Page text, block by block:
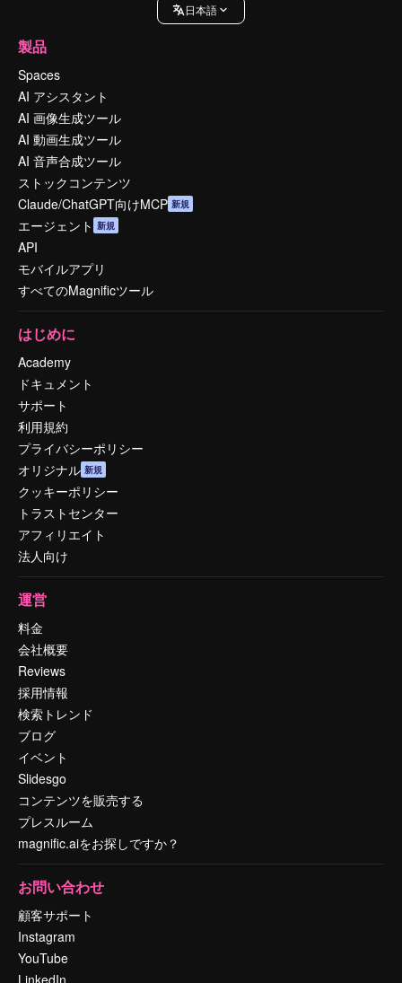
日本語
製品
Spaces
AI アシスタント
AI 画像生成ツール
AI 動画生成ツール
AI 音声合成ツール
ストックコンテンツ
Claude/ChatGPT向けMCP 新規
エージェント 新規
API
モバイルアプリ
すべてのMagnificツール
はじめに
Academy
ドキュメント
サポート
利用規約
プライバシーポリシー
オリジナル 新規
クッキーポリシー
トラストセンター
アフィリエイト
法人向け
運営
料金
会社概要
Reviews
採用情報
検索トレンド
ブログ
イベント
Slidesgo
コンテンツを販売する
プレスルーム
magnific.aiをお探しですか？
お問い合わせ
顧客サポート
Instagram
YouTube
LinkedIn